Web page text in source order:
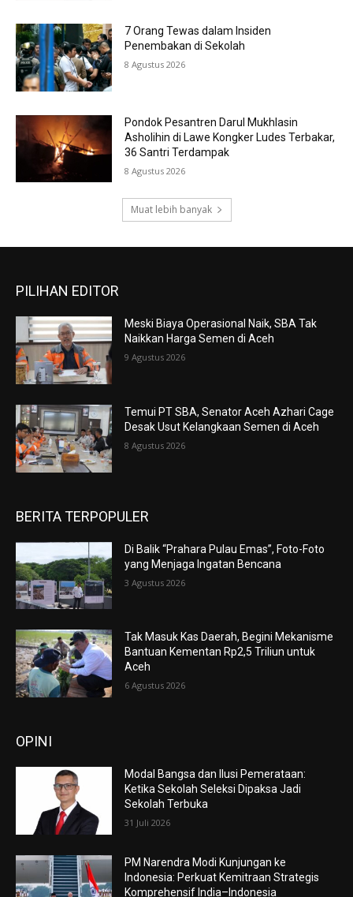
7 Orang Tewas dalam Insiden
Penembakan di Sekolah
8 Agustus 2026
Pondok Pesantren Darul Mukhlasin
Asholihin di Lawe Kongker Ludes Terbakar,
36 Santri Terdampak
8 Agustus 2026
Muat lebih banyak
PILIHAN EDITOR
Meski Biaya Operasional Naik, SBA Tak
Naikkan Harga Semen di Aceh
9 Agustus 2026
Temui PT SBA, Senator Aceh Azhari Cage
Desak Usut Kelangkaan Semen di Aceh
8 Agustus 2026
BERITA TERPOPULER
Di Balik “Prahara Pulau Emas”, Foto-Foto
yang Menjaga Ingatan Bencana
3 Agustus 2026
Tak Masuk Kas Daerah, Begini Mekanisme
Bantuan Kementan Rp2,5 Triliun untuk
Aceh
6 Agustus 2026
OPINI
Modal Bangsa dan Ilusi Pemerataan:
Ketika Sekolah Seleksi Dipaksa Jadi
Sekolah Terbuka
31 Juli 2026
PM Narendra Modi Kunjungan ke
Indonesia: Perkuat Kemitraan Strategis
Komprehensif India–Indonesia